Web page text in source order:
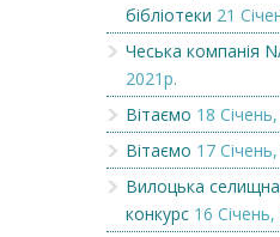
бібліотеки 21
Чеська компанія
2021р.
Вітаємо 18
Вітаємо 17
Вилоцька
конкурс 16